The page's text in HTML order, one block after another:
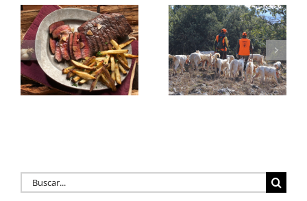
Desperdicio
criminal
Gobierno de La
Rioja la adhesión
a la licencia
interautonómica
y reconocer a la
rehala como
actor clave en la
Buscar: